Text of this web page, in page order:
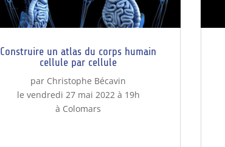
Construire un atlas du corps humain
cellule par cellule
par Christophe Bécavin
le vendredi 27 mai 2022 à 19h
à Colomars